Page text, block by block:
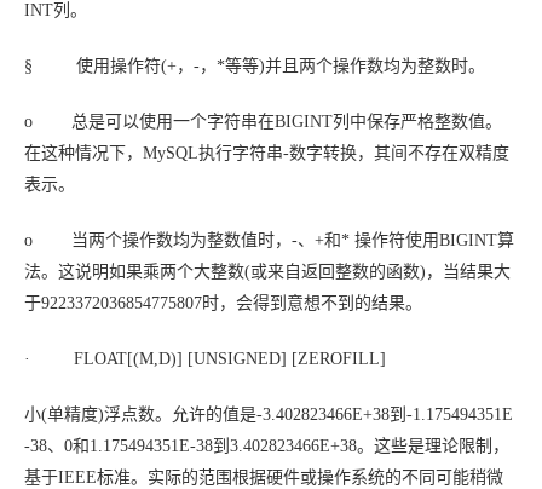
INT列。
§ 使用操作符(+，-，*等等)并且两个操作数均为整数时。
o 总是可以使用一个字符串在BIGINT列中保存严格整数值。
在这种情况下，MySQL执行字符串-数字转换，其间不存在双精度
表示。
o 当两个操作数均为整数值时，-、+和* 操作符使用BIGINT算
法。这说明如果乘两个大整数(或来自返回整数的函数)，当结果大
于9223372036854775807时，会得到意想不到的结果。
· FLOAT[(M,D)] [UNSIGNED] [ZEROFILL]
小(单精度)浮点数。允许的值是-3.402823466E+38到-1.175494351E
-38、0和1.175494351E-38到3.402823466E+38。这些是理论限制，
基于IEEE标准。实际的范围根据硬件或操作系统的不同可能稍微